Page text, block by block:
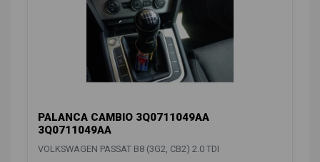
PALANCA CAMBIO 3Q0711049AA
3Q0711049AA
VOLKSWAGEN PASSAT B8 (3G2, CB2) 2.0 TDI